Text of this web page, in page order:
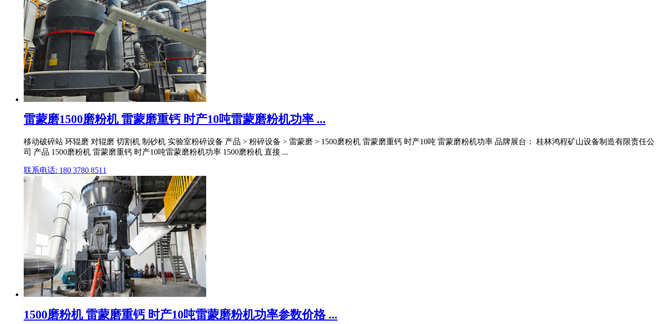
雷蒙磨1500磨粉机 雷蒙磨重钙 时产10吨雷蒙磨粉机功率 ...
移动破碎站 环辊磨 对辊磨 切割机 制砂机 实验室粉碎设备 产品 > 粉碎设备 > 雷蒙磨 > 1500磨粉机 雷蒙磨重钙 时产10吨 雷蒙磨粉机功率 品牌展台： 桂林鸿程矿山设备制造有限责任公
司 产品 1500磨粉机 雷蒙磨重钙 时产10吨雷蒙磨粉机功率 1500磨粉机 直接 ...
联系电话: 180 3780 8511
1500磨粉机 雷蒙磨重钙 时产10吨雷蒙磨粉机功率参数价格 ...